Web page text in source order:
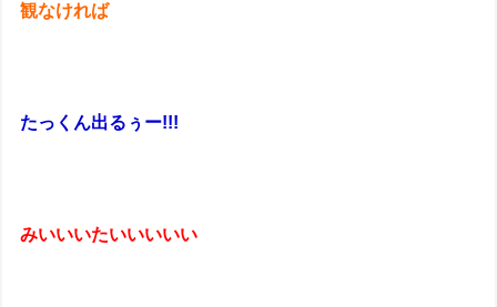
観なければ
たっくん出るぅー!!!
みいいいたいいいいい